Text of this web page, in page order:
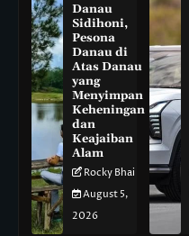
Danau
Sidihoni,
Pesona
Danau di
Atas Danau
yang
Menyimpan
Keheningan
dan
Keajaiban
Alam
Rocky Bhai
August 5,
2026